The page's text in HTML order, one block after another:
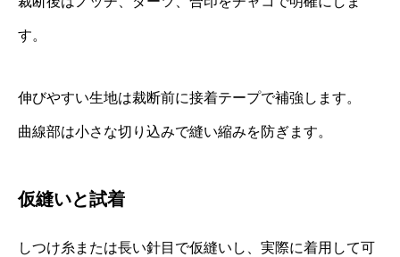
す。
伸びやすい生地は裁断前に接着テープで補強します。
曲線部は小さな切り込みで縫い縮みを防ぎます。
仮縫いと試着
しつけ糸または長い針目で仮縫いし、実際に着用して可